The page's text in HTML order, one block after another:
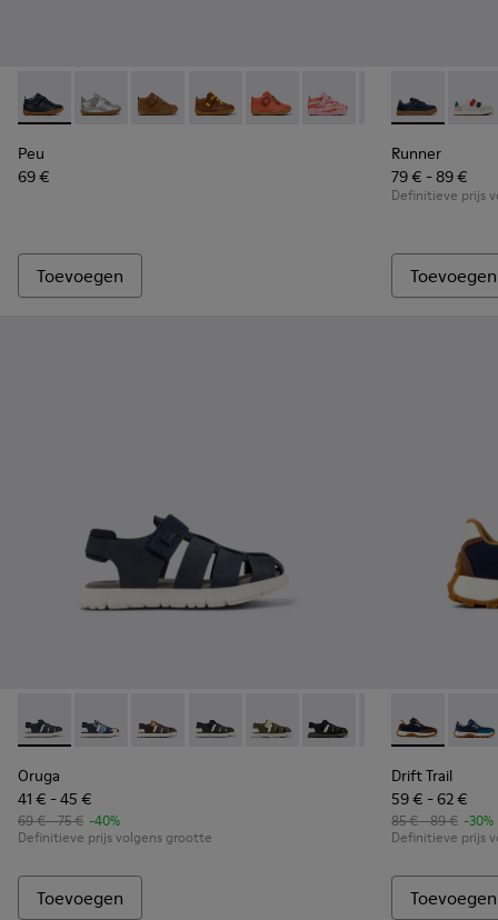
Peu - 80153-082 - Blauwe leren enkellaarzen voor kinderen.
Peu - 80153-120
Peu - 80153-119
Peu - 80153-116
Peu - 80153-115Peu - 80153-113Peu - 80153-108
Peu -
Peu
69 €
Toevoegen
Runner -
Runner
79 € - 89 €
Definitieve prijs
Toevoegen
Oruga - K800242-029 - Blauwe gesloten kindersandaal van
Oruga - K800242-035
Oruga - K800242-034
Oruga - K800242-033
Oruga - K800242-030
Oruga - K800242-028
Oruga -Oruga -
Oruga
41 € - 45 €
69 € - 75 € -40%
Definitieve prijs volgens grootte
Toevoegen
Drift Trail -
Drift
Drift Trail
59 € - 62 €
85 € - 89 € -30%
Definitieve prijs
Toevoegen